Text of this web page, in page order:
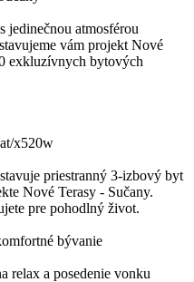
jedinečnou atmosférou
vám projekt Nové
exkluzívnych bytových
x520w
priestranný 3-izbový byt
Nové Terasy - Sučany.
pre pohodlný život.
bývanie
relax a posedenie vonku